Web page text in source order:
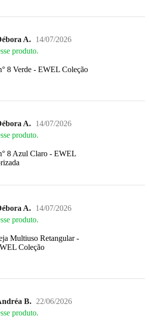
A. 14/07/2026
produto.
8 Verde - EWEL Coleção
A. 14/07/2026
produto.
8 Azul Claro - EWEL
A. 14/07/2026
produto.
Multiuso Retangular -
Coleção
B. 22/06/2026
produto.